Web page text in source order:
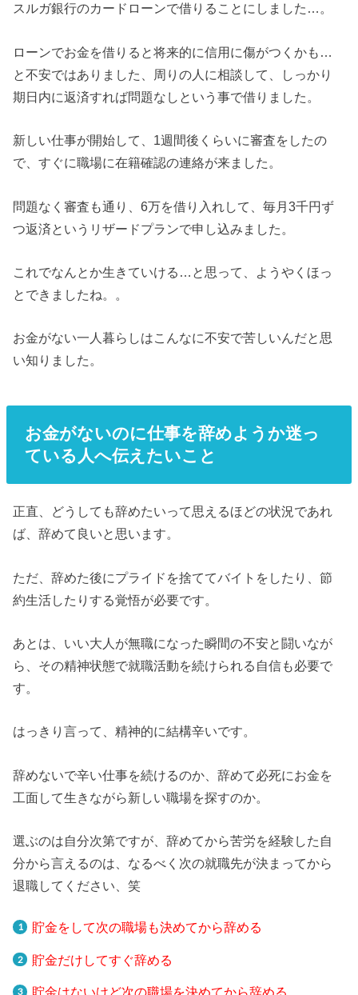
スルガ銀行のカードローンで借りることにしました…。
ローンでお金を借りると将来的に信用に傷がつくかも…
と不安ではありました、周りの人に相談して、しっかり
期日内に返済すれば問題なしという事で借りました。
新しい仕事が開始して、1週間後くらいに審査をしたの
で、すぐに職場に在籍確認の連絡が来ました。
問題なく審査も通り、6万を借り入れして、毎月3千円ず
つ返済というリザードプランで申し込みました。
これでなんとか生きていける…と思って、ようやくほっ
とできましたね。。
お金がない一人暮らしはこんなに不安で苦しいんだと思
い知りました。
お金がないのに仕事を辞めようか迷っ
ている人へ伝えたいこと
正直、どうしても辞めたいって思えるほどの状況であれ
ば、辞めて良いと思います。
ただ、辞めた後にプライドを捨ててバイトをしたり、節
約生活したりする覚悟が必要です。
あとは、いい大人が無職になった瞬間の不安と闘いなが
ら、その精神状態で就職活動を続けられる自信も必要で
す。
はっきり言って、精神的に結構辛いです。
辞めないで辛い仕事を続けるのか、辞めて必死にお金を
工面して生きながら新しい職場を探すのか。
選ぶのは自分次第ですが、辞めてから苦労を経験した自
分から言えるのは、なるべく次の就職先が決まってから
退職してください、笑
貯金をして次の職場も決めてから辞める
貯金だけしてすぐ辞める
貯金はないけど次の職場を決めてから辞める